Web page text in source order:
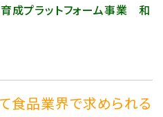
成プラットフォーム事業 和
タンパク質の定量）
食品業界で求められる